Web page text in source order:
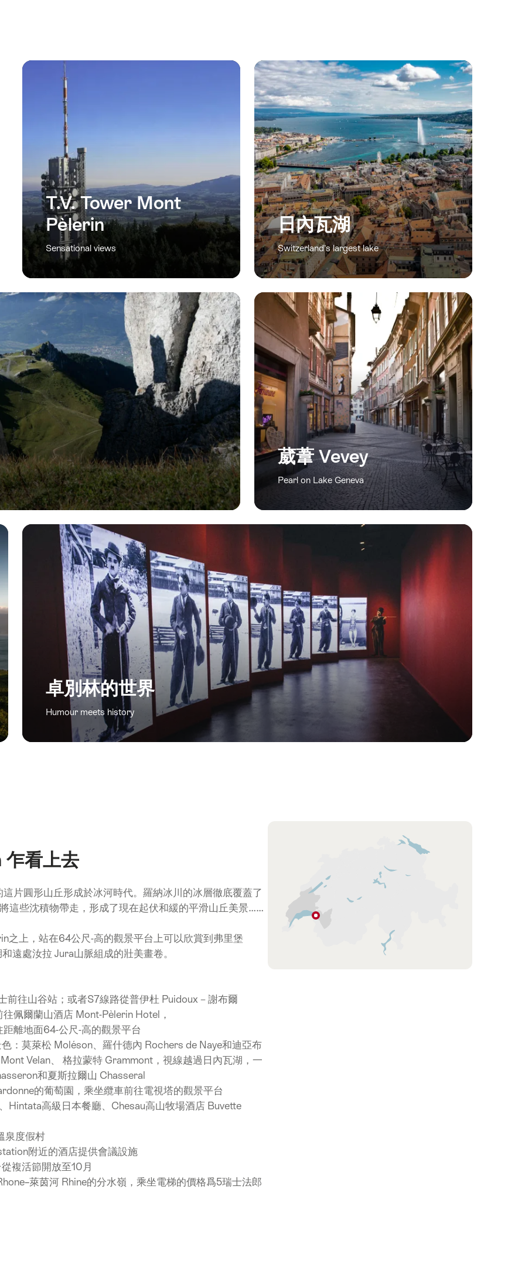
T.V. Tower Mont
Pèlerin
Sensational views
日內瓦湖
Switzerland’s largest lake
葳葦 Vevey
Pearl on Lake Geneva
卓別林的世界
Humour meets history
看上去
片圓形山丘形成於冰河時代。羅納冰川的冰層徹底覆蓋了
這些沈積物帶走，形成了現在起伏和緩的平滑山丘美景……
之上，站在64公尺-高的觀景平台上可以欣賞到弗里堡
遠處汝拉 Jura山脈組成的壯美畫卷。
前往山谷站；或者S7線路從普伊杜 Puidoux－謝布爾
佩爾蘭山酒店 Mont-Pèlerin Hotel，
離地面64-公尺-高的觀景平台
：莫萊松 Moléson、羅什德內 Rochers de Naye和迪亞布
Velan、 格拉蒙特 Grammont，視線越過日內瓦湖，一
和夏斯拉爾山 Chasseral
的葡萄園，乘坐纜車前往電視塔的觀景平台
高級日本餐廳、Chesau高山牧場酒店 Buvette
泉度假村
附近的酒店提供會議設施
複活節開放至10月
萊茵河 Rhine的分水嶺，乘坐電梯的價格爲5瑞士法郎